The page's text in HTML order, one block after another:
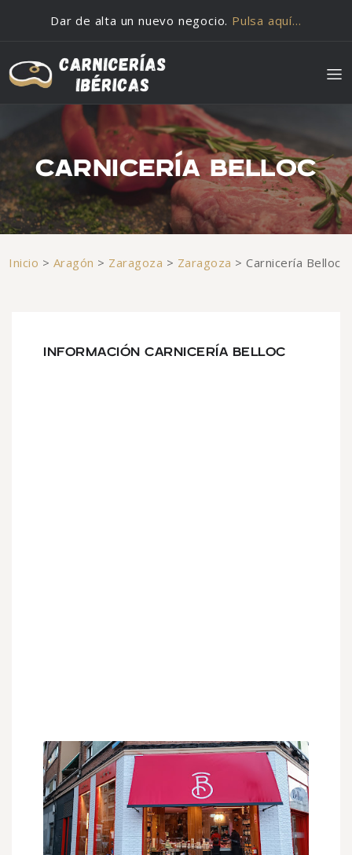
Dar de alta un nuevo negocio. Pulsa aquí…
CARNICERÍA BELLOC
Inicio > Aragón > Zaragoza > Zaragoza >Carnicería Belloc
INFORMACIÓN CARNICERÍA BELLOC